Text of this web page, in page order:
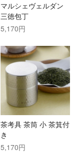
マルシェヴェルダン
三徳包丁
5,170円
茶考具 茶筒 小 茶箕付
き
5,170円